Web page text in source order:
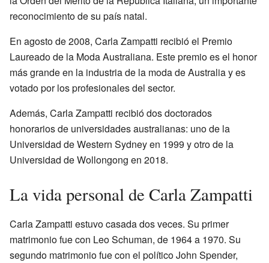
reconocimiento de su país natal.
En agosto de 2008, Carla Zampatti recibió el Premio
Laureado de la Moda Australiana. Este premio es el honor
más grande en la industria de la moda de Australia y es
votado por los profesionales del sector.
Además, Carla Zampatti recibió dos doctorados
honorarios de universidades australianas: uno de la
Universidad de Western Sydney en 1999 y otro de la
Universidad de Wollongong en 2018.
La vida personal de Carla Zampatti
Carla Zampatti estuvo casada dos veces. Su primer
matrimonio fue con Leo Schuman, de 1964 a 1970. Su
segundo matrimonio fue con el político John Spender,